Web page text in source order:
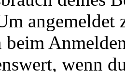
angemeldet
beim
wenn